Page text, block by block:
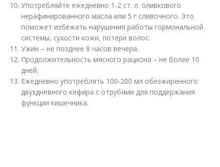
Употребляйте ежедневно 1-2 ст. л. оливкового
нерафинированного масла или 5 г сливочного. Это
поможет избежать нарушения работы гормональной
системы, сухости кожи, потери волос.
Ужин – не позднее 8 часов вечера.
Продолжительность мясного рациона – не более 10
дней.
Ежедневно употреблять 100-200 мл обезжиренного
двухдневного кефира с отрубями для поддержания
функции кишечника.